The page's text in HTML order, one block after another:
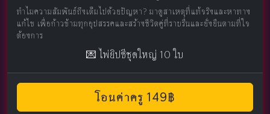
ทำไมความสัมพันธ์ถึงเต็มไปด้วยปัญหา? มาดูสาเหตุที่แท้จริงและหาทาง
แก้ไข เพื่อก้าวข้ามทุกอุปสรรคและสร้างชีวิตคู่ที่ราบรื่นและยั่งยืนตามที่ใจ
ต้องการ
💌 ไพ่ยิปซีชุดใหญ่ 10 ใบ
โอนค่าครู 149฿